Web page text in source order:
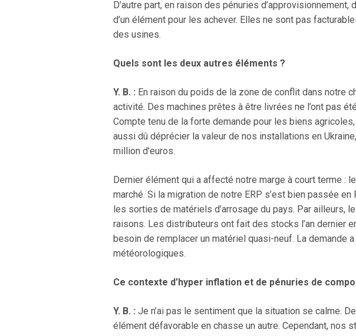
D’autre part, en raison des pénuries
d’un élément pour les achever. Elles ne sont pas
des usines.
Quels sont les deux autres éléments ?
Y. B. : En raison du poids de la zone de conflit dans notre
activité. Des machines prêtes à être livrées ne l’ont pas
Compte tenu de la forte demande pour les biens
aussi dû déprécier la valeur de nos installations en
million d’euros.
Dernier élément qui a affecté notre marge à court terme :
marché. Si la migration de notre ERP s’est bien passée
les sorties de matériels d’arrosage du pays. Par ailleurs,
raisons. Les distributeurs ont fait des stocks l’an dernier
besoin de remplacer un matériel quasi-neuf. La demande
météorologiques.
Ce contexte d’hyper inflation et de pénuries de
Y. B. : Je n’ai pas le sentiment que la situation se calme.
élément défavorable en chasse un autre. Cependant,